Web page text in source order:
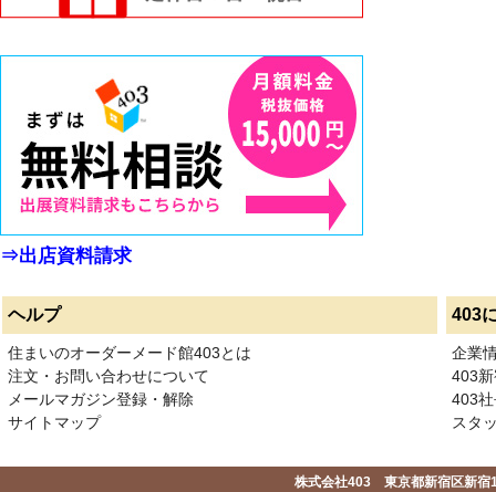
⇒出店資料請求
ヘルプ 403
住まいのオーダーメード館403とは
注文・お問い合わせについて
メールマガジン登録・解除
サイトマップ
企業
403
403
スタ
株式会社403 東京都新宿区新